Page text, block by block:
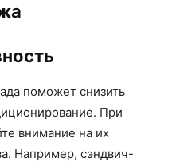
поможет снизить
При
внимание на их
Например, сэндвич-